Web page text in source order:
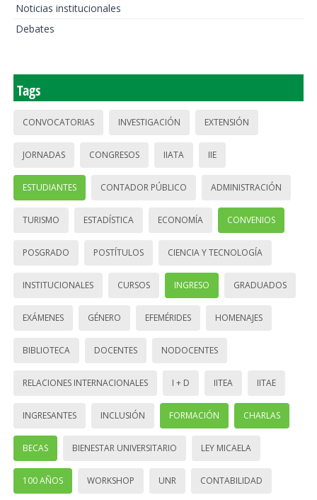
Noticias institucionales
Debates
Tags
CONVOCATORIAS INVESTIGACIÓN EXTENSIÓN
JORNADAS CONGRESOS IIATA IIE
ESTUDIANTES CONTADOR PÚBLICO ADMINISTRACIÓN
TURISMO ESTADÍSTICA ECONOMÍA CONVENIOS
POSGRADO POSTÍTULOS CIENCIA Y TECNOLOGÍA
INSTITUCIONALES CURSOS INGRESO GRADUADOS
EXÁMENES GÉNERO EFEMÉRIDES HOMENAJES
BIBLIOTECA DOCENTES NODOCENTES
RELACIONES INTERNACIONALES I + D IITEA IITAE
INGRESANTES INCLUSIÓN FORMACIÓN CHARLAS
BECAS BIENESTAR UNIVERSITARIO LEY MICAELA
100 AÑOS WORKSHOP UNR CONTABILIDAD